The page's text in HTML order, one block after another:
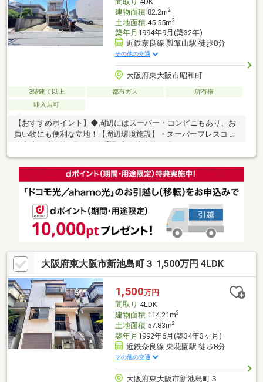
342m
建物面積82.2m2
土地面積45.55m2
築年月 1994年9月(築32年)
近鉄奈良線 瓢箪山駅 徒歩8分
その他の交通
大阪府東大阪市昭和町
3階建て以上 都市ガス
所有権
即入居可
【おすすめポイント】◆周辺にはスーパー・コンビニもあり、お
買い物にも便利な立地！【周辺環境施設】・スーパーフレスコ 瓢
デン花園：徒歩約18分・スギドラッグ 東大阪旭町店：徒歩約6
分・ファミリーマート 東大阪旭町店：徒歩約7分・セブン-イレブ
ン ひょうたんやま北店：徒歩約6分・東大阪市立縄手北中学校：
徒歩約14分・東大阪市立縄手北小学校：徒歩約8分・四葉幼稚
お問い合わせください♪
大阪府東大阪市新池島町３ 1,500万円 4LDK
1,500万円
間取り 4LDK
建物面積114.21m2
土地面積57.83m2
築年月 1992年6月(築34年3ヶ月)
近鉄奈良線 東花園駅 徒歩8分
その他の交通
大阪府東大阪市新池島町３